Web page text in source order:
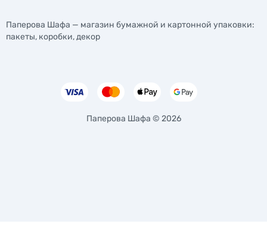
Паперова Шафа — магазин бумажной и картонной упаковки:
пакеты, коробки, декор
Паперова Шафа © 2026